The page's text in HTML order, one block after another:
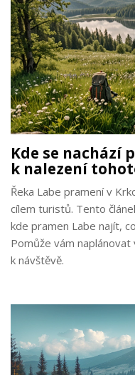
Kde se nachází
k nalezení
Řeka Labe pramení v
cílem turistů. Tento
kde pramen Labe najít,
Pomůže vám
k návštěvě.